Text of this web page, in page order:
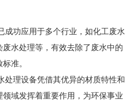
成功应用于多个行业，如化工废水
水处理等，有效去除了废水中的
准。
处理设备凭借其优异的材质特性和
域发挥着重要作用，为环保事业